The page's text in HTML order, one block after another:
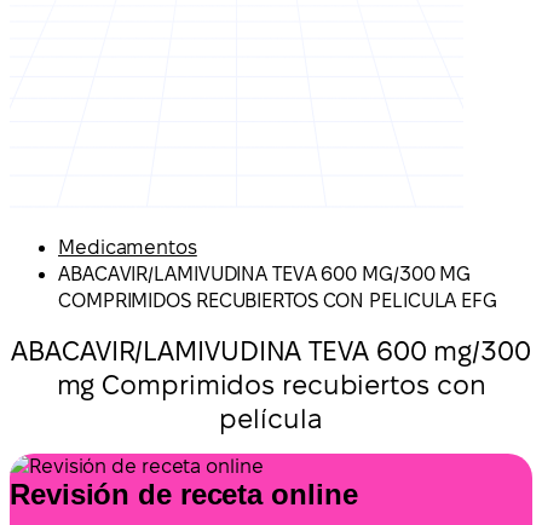
Medicamentos
ABACAVIR/LAMIVUDINA TEVA 600 MG/300 MG
COMPRIMIDOS RECUBIERTOS CON PELICULA EFG
ABACAVIR/LAMIVUDINA TEVA 600 mg/300
mg Comprimidos recubiertos con
película
Revisión de receta online